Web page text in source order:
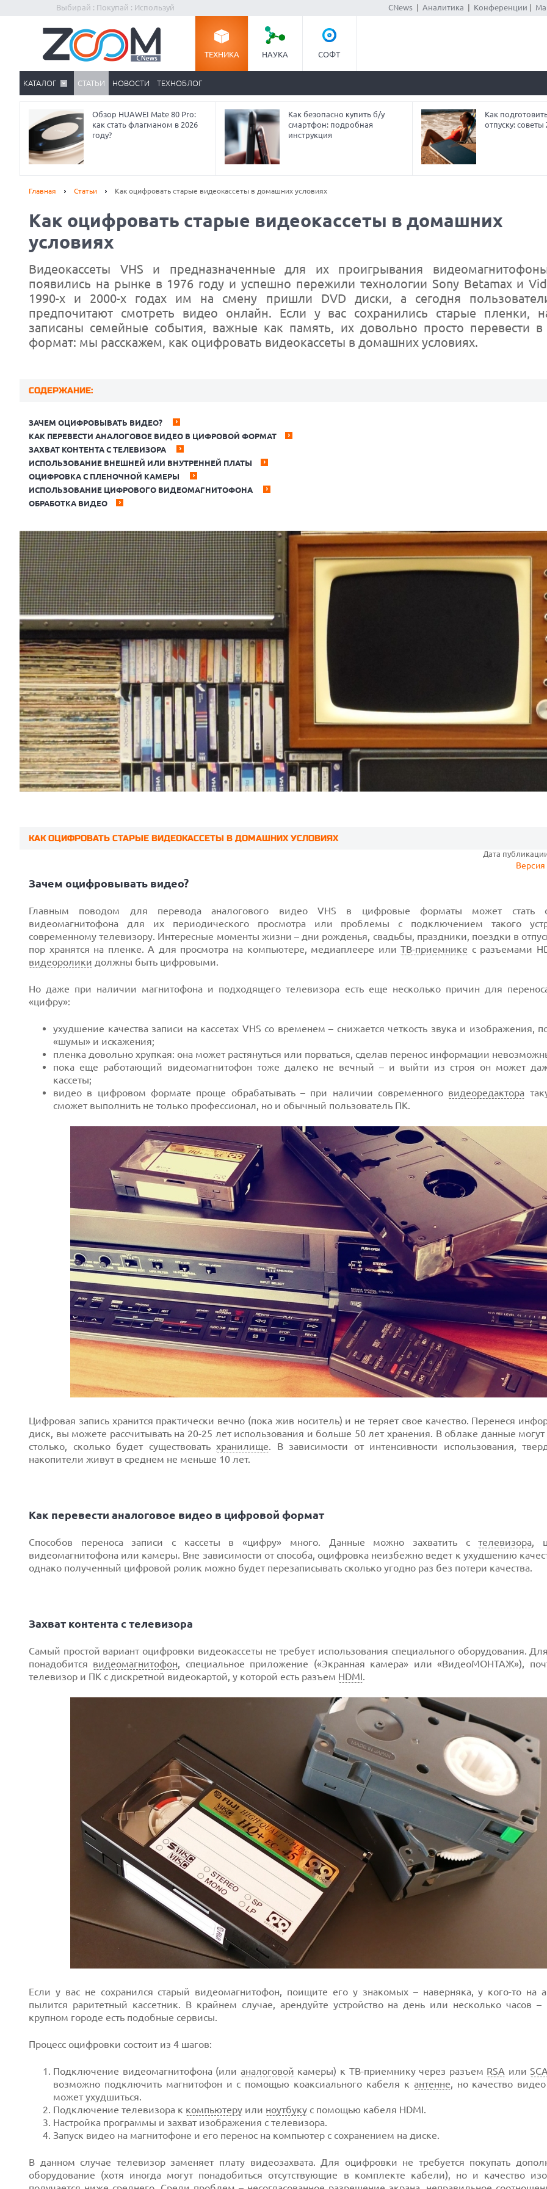
Выбирай : Покупай : Используй CNews| Аналитика Конференции
ТЕХНИКА НАУКА СОФТ
КАТАЛОГ СТАТЬИ НОВОСТИ ТЕХНОБЛОГ
Обзор HUAWEI Mate 80 Pro:
как стать флагманом в 2026
году?
Как безопасно купить б/у
смартфон: подробная
инструкция
Как
отпуску: советы
Главная Статьи Как оцифровать старые видеокассеты в домашних условиях
Как оцифровать старые видеокассеты в домашних
условиях
Видеокассеты VHS и предназначенные для их проигрывания
появились на рынке в 1976 году и успешно пережили технологии Sony Betamax и
1990-х и 2000-х годах им на смену пришли DVD диски, а сегодня
предпочитают смотреть видео онлайн. Если у вас сохранились старые пленки,
записаны семейные события, важные как память, их довольно просто перевести
формат: мы расскажем, как оцифровать видеокассеты в домашних условиях.
СОДЕРЖАНИЕ:
ЗАЧЕМ ОЦИФРОВЫВАТЬ ВИДЕО?
КАК ПЕРЕВЕСТИ АНАЛОГОВОЕ ВИДЕО В ЦИФРОВОЙ ФОРМАТ
ЗАХВАТ КОНТЕНТА С ТЕЛЕВИЗОРА
ИСПОЛЬЗОВАНИЕ ВНЕШНЕЙ ИЛИ ВНУТРЕННЕЙ ПЛАТЫ
ОЦИФРОВКА С ПЛЕНОЧНОЙ КАМЕРЫ
ИСПОЛЬЗОВАНИЕ ЦИФРОВОГО ВИДЕОМАГНИТОФОНА
ОБРАБОТКА ВИДЕО
КАК ОЦИФРОВАТЬ СТАРЫЕ ВИДЕОКАССЕТЫ В ДОМАШНИХ УСЛОВИЯХ
Дата
Версия
Зачем оцифровывать видео?
Главным поводом для перевода аналогового видео VHS в цифровые форматы может стать
видеомагнитофона для их периодического просмотра или проблемы с подключением такого
современному телевизору. Интересные моменты жизни – дни рожденья, свадьбы, праздники, поездки в
пор хранятся на пленке. А для просмотра на компьютере, медиаплеере илиТВ-приемнике с разъемами
видеоролики должны быть цифровыми.
Но даже при наличии магнитофона и подходящего телевизора есть еще несколько причин для
«цифру»:
ухудшение качества записи на кассетах VHS со временем – снижается четкость звука и изображения,
«шумы» и искажения;
пленка довольно хрупкая: она может растянуться или порваться, сделав перенос информации
пока еще работающий видеомагнитофон тоже далеко не вечный – и выйти из строя он может
кассеты;
видео в цифровом формате проще обрабатывать – при наличии современного видеоредактора
сможет выполнить не только профессионал, но и обычный пользователь ПК.
Цифровая запись хранится практически вечно (пока жив носитель) и не теряет свое качество. Перенеся
диск, вы можете рассчитывать на 20-25 лет использования и больше 50 лет хранения. В облаке данные могут
столько, сколько будет существовать хранилище. В зависимости от интенсивности использования,
накопители живут в среднем не меньше 10 лет.
Как перевести аналоговое видео в цифровой формат
Способов переноса записи с кассеты в «цифру» много. Данные можно захватить стелевизора,
видеомагнитофона или камеры. Вне зависимости от способа, оцифровка неизбежно ведет к ухудшению
однако полученный цифровой ролик можно будет перезаписывать сколько угодно раз без потери качества.
Захват контента с телевизора
Самый простой вариант оцифровки видеокассеты не требует использования специального оборудования.
понадобится видеомагнитофон, специальное приложение («Экранная камера» или «ВидеоМОНТАЖ»),
телевизор и ПК с дискретной видеокартой, у которой есть разъем HDMI.
Если у вас не сохранился старый видеомагнитофон, поищите его у знакомых – наверняка, у кого-то на
пылится раритетный кассетник. В крайнем случае, арендуйте устройство на день или несколько часов
крупном городе есть подобные сервисы.
Процесс оцифровки состоит из 4 шагов:
Подключение видеомагнитофона (или аналоговой камеры) к ТВ-приемнику через разъем RSA или
возможно подключить магнитофон и с помощью коаксиального кабеля к антенне, но качество
может ухудшиться.
Подключение телевизора к компьютеру или ноутбуку с помощью кабеля HDMI.
Настройка программы и захват изображения с телевизора.
Запуск видео на магнитофоне и его перенос на компьютер с сохранением на диске.
В данном случае телевизор заменяет плату видеозахвата. Для оцифровки не требуется покупать
оборудование (хотя иногда могут понадобиться отсутствующие в комплекте кабели), но и качество
Prev